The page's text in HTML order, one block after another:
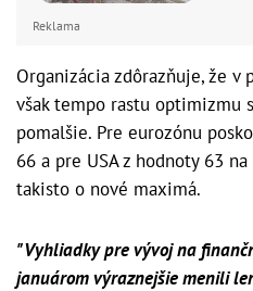
Reklama
Organizácia zdôrazňuje, že v
však tempo rastu optimizmu
pomalšie. Pre eurozónu
66 a pre USA z hodnoty 63
takisto o nové maximá.
"Vyhliadky pre vývoj na
januárom výraznejšie menili